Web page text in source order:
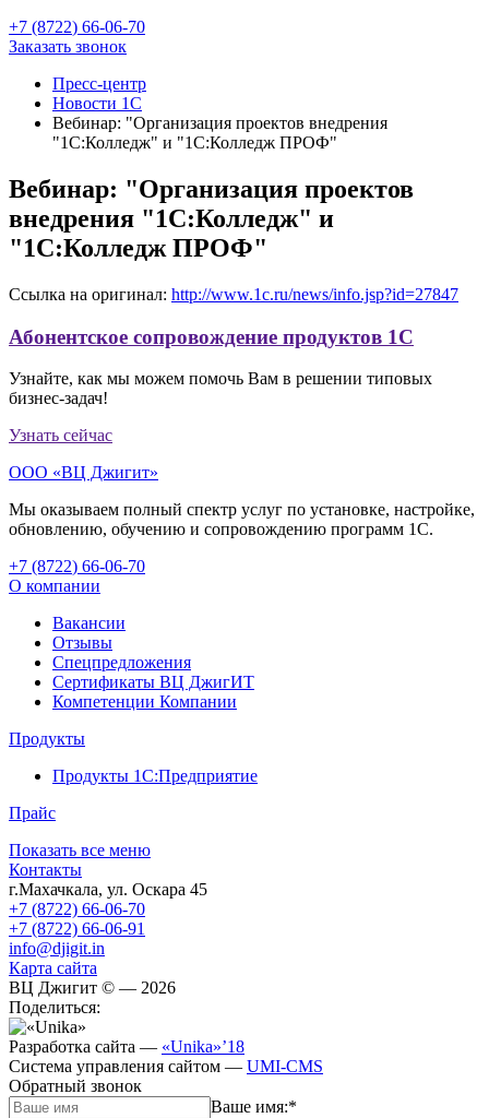
+7 (8722) 66-06-70
Заказать звонок
Пресс-центр
Новости 1С
Вебинар: "Организация проектов внедрения
"1С:Колледж" и "1С:Колледж ПРОФ"
Вебинар: "Организация проектов
внедрения "1С:Колледж" и
"1С:Колледж ПРОФ"
Ссылка на оригинал: http://www.1c.ru/news/info.jsp?id=27847
Абонентское сопровождение продуктов 1C
Узнайте, как мы можем помочь Вам в решении типовых
бизнес-задач!
Узнать сейчас
ООО «ВЦ Джигит»
Мы оказываем полный спектр услуг по установке, настройке,
обновлению, обучению и сопровождению программ 1С.
+7 (8722) 66-06-70
О компании
Вакансии
Отзывы
Спецпредложения
Сертификаты ВЦ ДжигИТ
Компетенции Компании
Продукты
Продукты 1С:Предприятие
Прайс
Показать все меню
Контакты
г.Махачкала, ул. Оскара 45
+7 (8722) 66-06-70
+7 (8722) 66-06-91
info@djigit.in
Карта сайта
ВЦ Джигит © — 2026
Поделиться:
Разработка сайта — «Unika»’18
Система управления сайтом — UMI-CMS
Обратный звонок
Ваше имя:*